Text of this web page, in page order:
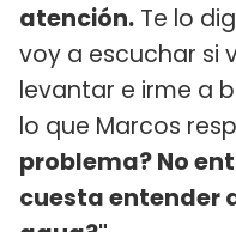
atención. Te lo
voy a escuchar si
levantar e irme a
lo que Marcos
problema? No
cuesta entender